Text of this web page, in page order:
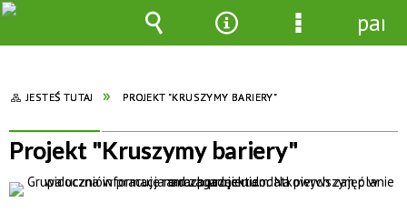
JESTEŚ TUTAJ PROJEKT "KRUSZYMY BARIERY"
Projekt "Kruszymy bariery"
Wyszukiwarka
NarzędziaMenu